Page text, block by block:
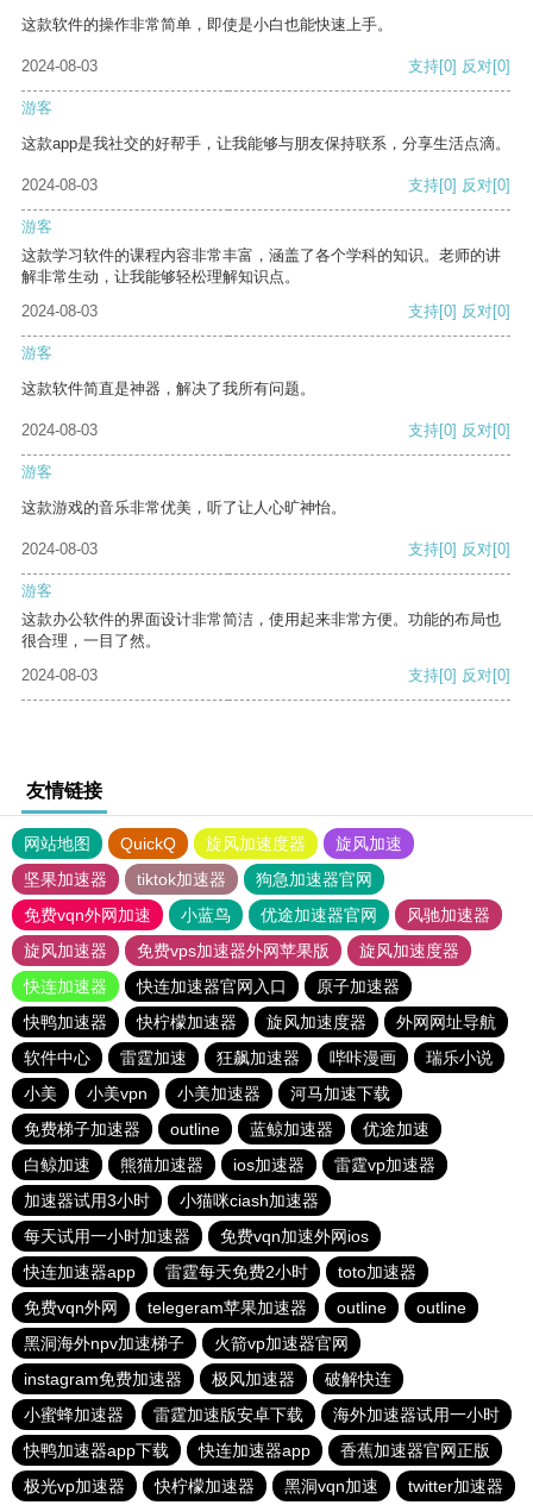
这款软件的操作非常简单，即使是小白也能快速上手。
2024-08-03 支持[0] 反对[0]
游客
这款app是我社交的好帮手，让我能够与朋友保持联系，分享生活点滴。
2024-08-03 支持[0] 反对[0]
游客
这款学习软件的课程内容非常丰富，涵盖了各个学科的知识。老师的讲
解非常生动，让我能够轻松理解知识点。
2024-08-03
支持[0] 反对[0]
游客
这款软件简直是神器，解决了我所有问题。
2024-08-03 支持[0] 反对[0]
游客
这款游戏的音乐非常优美，听了让人心旷神怡。
2024-08-03 支持[0] 反对[0]
游客
这款办公软件的界面设计非常简洁，使用起来非常方便。功能的布局也
很合理，一目了然。
2024-08-03
支持[0] 反对[0]
友情链接
网站地图 QuickQ 旋风加速度器
旋风加速
坚果加速器
tiktok加速器
狗急加速器官网
免费vqn外网加速
小蓝鸟 优途加速器官网
风驰加速器
旋风加速器
免费vps加速器外网苹果版
旋风加速度器
快连加速器
快连加速器官网入口
原子加速器
快鸭加速器
快柠檬加速器 旋风加速度器
外网网址导航
软件中心
雷霆加速 狂飙加速器 哔咔漫画
瑞乐小说
小美
小美vpn 小美加速器
河马加速下载
免费梯子加速器
outline 蓝鲸加速器
优途加速
白鲸加速
熊猫加速器 ios加速器
雷霆vp加速器
加速器试用3小时
小猫咪ciash加速器
每天试用一小时加速器
免费vqn加速外网ios
快连加速器app
雷霆每天免费2小时
toto加速器
免费vqn外网
telegeram苹果加速器 outline
outline
黑洞海外npv加速梯子
火箭vp加速器官网
instagram免费加速器
极风加速器
破解快连
小蜜蜂加速器
雷霆加速版安卓下载
海外加速器试用一小时
快鸭加速器app下载
快连加速器app
香蕉加速器官网正版
极光vp加速器
快柠檬加速器 黑洞vqn加速 twitter加速器